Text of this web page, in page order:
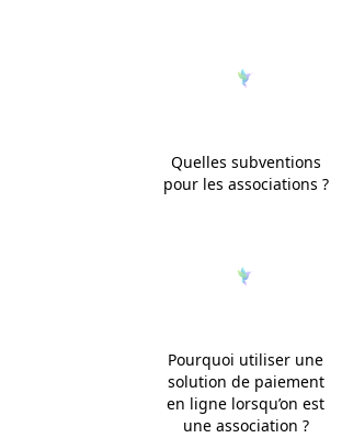
Quelles subventions
pour les associations ?
Pourquoi utiliser une
solution de paiement
en ligne lorsqu’on est
une association ?